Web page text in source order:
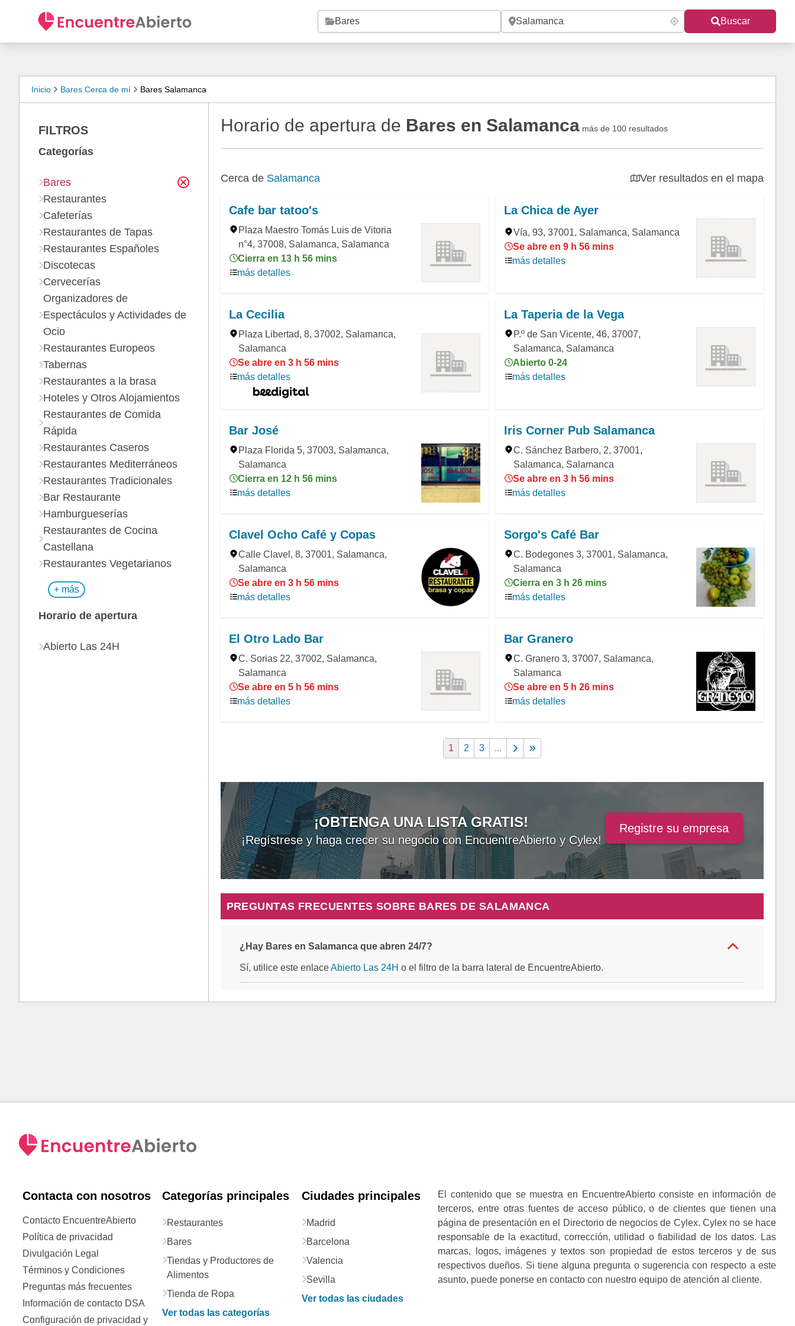
Buscar
Inicio Bares Cerca de mí Bares Salamanca
Horario de apertura de Bares en Salamanca más de 100 resultados
Cerca de Salamanca Ver resultados en el mapa
Cafe bar tatoo's
Plaza Maestro Tomás Luis de Vitoria
n°4, 37008, Salamanca, Salamanca
Cierra en 13 h 56 mins
más detalles
La Chica de Ayer
Vía, 93, 37001, Salamanca, Salamanca
Se abre en 9 h 56 mins
más detalles
La Cecilia
Plaza Libertad, 8, 37002, Salamanca,
Salamanca
Se abre en 3 h 56 mins
más detalles
La Taperia de la Vega
P.º de San Vicente, 46, 37007,
Salamanca, Salamanca
Abierto 0-24
más detalles
Bar José
Plaza Florida 5, 37003, Salamanca,
Salamanca
Cierra en 12 h 56 mins
más detalles
Iris Corner Pub Salamanca
C. Sánchez Barbero, 2, 37001,
Salamanca, Salamanca
Se abre en 3 h 56 mins
más detalles
Clavel Ocho Café y Copas
Calle Clavel, 8, 37001, Salamanca,
Salamanca
Se abre en 3 h 56 mins
más detalles
Sorgo's Café Bar
C. Bodegones 3, 37001, Salamanca,
Salamanca
Cierra en 3 h 26 mins
más detalles
El Otro Lado Bar
C. Sorias 22, 37002, Salamanca,
Salamanca
Se abre en 5 h 56 mins
más detalles
Bar Granero
C. Granero 3, 37007, Salamanca,
Salamanca
Se abre en 5 h 26 mins
más detalles
1 2 3 ...
¡OBTENGA UNA LISTA GRATIS!
¡Regístrese y haga crecer su negocio con EncuentreAbierto y Cylex!
Registre su empresa
PREGUNTAS FRECUENTES SOBRE BARES DE SALAMANCA
¿Hay Bares en Salamanca que abren 24/7?
Sí, utilice este enlace Abierto Las 24H o el filtro de la barra lateral de EncuentreAbierto.
FILTROS
Categorías
Bares
Restaurantes
Cafeterías
Restaurantes de Tapas
Restaurantes Españoles
Discotecas
Cervecerías
Organizadores de
Espectáculos y Actividades de
Ocio
Restaurantes Europeos
Tabernas
Restaurantes a la brasa
Hoteles y Otros Alojamientos
Restaurantes de Comida
Rápida
Restaurantes Caseros
Restaurantes Mediterráneos
Restaurantes Tradicionales
Bar Restaurante
Hamburgueserías
Restaurantes de Cocina
Castellana
Restaurantes Vegetarianos
+ más
Horario de apertura
Abierto Las 24H
Contacta con nosotros
Contacto EncuentreAbierto
Política de privacidad
Divulgación Legal
Términos y Condiciones
Preguntas más frecuentes
Información de contacto DSA
Configuración de privacidad y
Categorías principales
Restaurantes
Bares
Tiendas y Productores de
Alimentos
Tienda de Ropa
Ver todas las categorías
Ciudades principales
Madrid
Barcelona
Valencia
Sevilla
Ver todas las ciudades
El contenido que se muestra en EncuentreAbierto consiste en información de
terceros, entre otras fuentes de acceso público, o de clientes que tienen una
página de presentación en el Directorio de negocios de Cylex. Cylex no se hace
responsable de la exactitud, corrección, utilidad o fiabilidad de los datos. Las
marcas, logos, imágenes y textos son propiedad de estos terceros y de sus
respectivos dueños. Si tiene alguna pregunta o sugerencia con respecto a este
asunto, puede ponerse en contacto con nuestro equipo de atención al cliente.